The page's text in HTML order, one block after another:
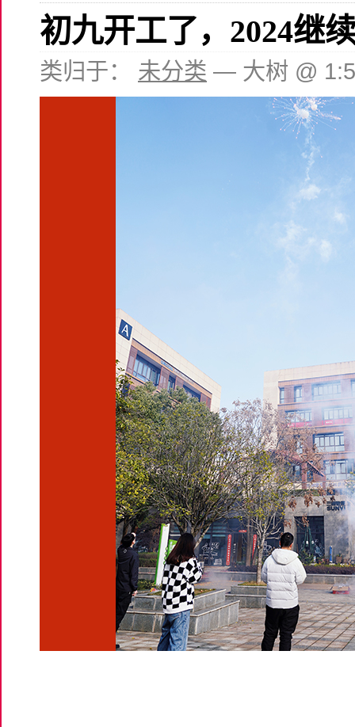
初九开工了，2024继
类归于： 未分类 — 大树 @